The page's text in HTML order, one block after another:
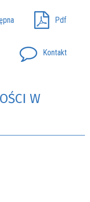
Pdf
Kontakt
W